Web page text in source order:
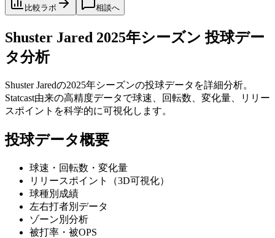
比較ラボ 相談へ
Shuster Jared 2025年シーズン 投球デー
タ分析
Shuster Jaredの2025年シーズンの投球データを詳細分析。
Statcast由来の高精度データで球速、回転数、変化量、リリー
スポイントを科学的に可視化します。
投球データ概要
球速・回転数・変化量
リリースポイント（3D可視化）
球種別成績
左右打者別データ
ゾーン別分析
被打率・被OPS